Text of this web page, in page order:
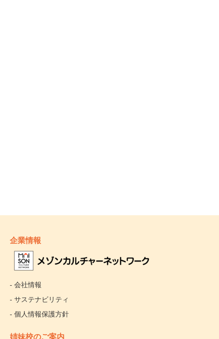
企業情報
- 会社情報
- サステナビリティ
- 個人情報保護方針
姉妹校のご案内